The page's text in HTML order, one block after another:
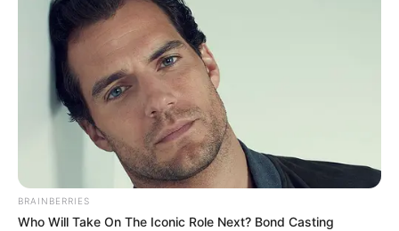
in der ganz nebenbei ein riesiger
Regenwald heranwächst. Da in der Halle auch
übernachtet werden kann, ist das in
stehende Tropical Island gerade in den Wintermonaten
ein beliebtesFerienziel.
Deutsches Museum in München
gewählt)
Mit 28.000 ausgestellten Objekten aus den
BRAINBERRIES
Who Will Take On The Iconic Role Next? Bond Casting